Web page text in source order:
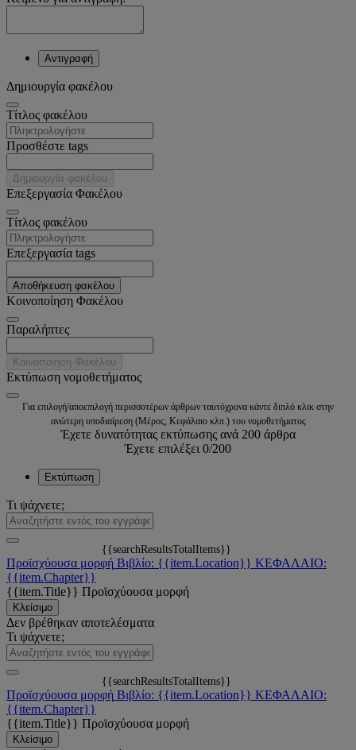
Αντιγραφή
Δημιουργία φακέλου
Tίτλος φακέλου
Προσθέστε tags
Δημιουργία φακέλου
Επεξεργασία Φακέλου
Tίτλος φακέλου
Επεξεργασία tags
Αποθήκευση φακέλου
Κοινοποίηση Φακέλου
Παραλήπτες
Κοινοποίηση Φακέλου
Εκτύπωση νομοθετήματος
Για επιλογή/αποεπιλογή περισσοτέρων άρθρων ταυτόχρονα κάντε διπλό κλικ στην
ανώτερη υποδιαίρεση (Μέρος, Κεφάλαιο κλπ.) του νομοθετήματος
Έχετε δυνατότητας εκτύπωσης ανά 200 άρθρα
Έχετε επιλέξει 0/200
Εκτύπωση
Τι ψάχνετε;
{{searchResultsTotalItems}}
Προϊσχύουσα μορφή Βιβλίο: {{item.Location}} ΚΕΦΑΛΑΙΟ:
{{item.Chapter}}
{{item.Title}} Προϊσχύουσα μορφή
Κλείσιμο
Δεν βρέθηκαν αποτελέσματα
Τι ψάχνετε;
{{searchResultsTotalItems}}
Προϊσχύουσα μορφή Βιβλίο: {{item.Location}} ΚΕΦΑΛΑΙΟ:
{{item.Chapter}}
{{item.Title}} Προϊσχύουσα μορφή
Κλείσιμο